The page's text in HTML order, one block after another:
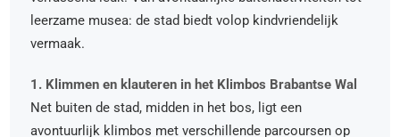
leerzame musea: de stad biedt volop kindvriendelijk
vermaak.
1. Klimmen en klauteren in het Klimbos Brabantse Wal
Net buiten de stad, midden in het bos, ligt een
avontuurlijk klimbos met verschillende parcoursen op